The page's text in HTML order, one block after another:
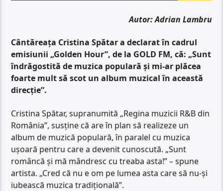
Autor: Adrian Lambru
Cântăreața Cristina Spătar a declarat în cadrul
emisiunii „Golden Hour”, de la GOLD FM, că: „Sunt
îndrăgostită de muzica populară și mi-ar plăcea
foarte mult să scot un album muzical în această
direcție”.
Cristina Spătar, supranumită „Regina muzicii R&B din
România”, susține că are în plan să realizeze un
album de muzică populară, în paralel cu muzica
ușoară pentru care a devenit cunoscută. „Sunt
româncă și mă mândresc cu treaba asta!” – spune
artista. „Cred că nu e om pe lumea asta care să nu-și
iubească muzica tradițională”.